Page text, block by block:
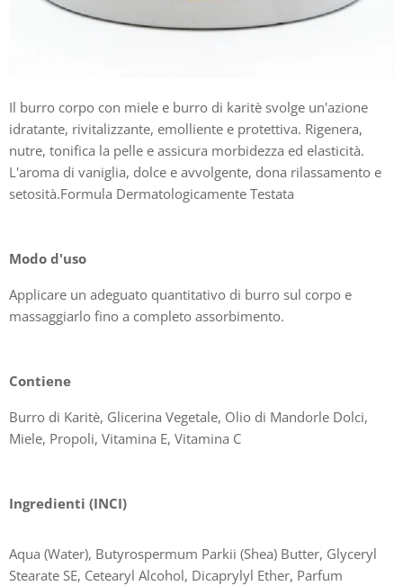
Il burro corpo con miele e burro di karitè svolge un'azione
idratante, rivitalizzante, emolliente e protettiva. Rigenera,
nutre, tonifica la pelle e assicura morbidezza ed elasticità.
L'aroma di vaniglia, dolce e avvolgente, dona rilassamento e
setosità.Formula Dermatologicamente Testata
Modo d'uso
Applicare un adeguato quantitativo di burro sul corpo e
massaggiarlo fino a completo assorbimento.
Contiene
Burro di Karitè, Glicerina Vegetale, Olio di Mandorle Dolci,
Miele, Propoli, Vitamina E, Vitamina C
Ingredienti (INCI)
Aqua (Water), Butyrospermum Parkii (Shea) Butter, Glyceryl
Stearate SE, Cetearyl Alcohol, Dicaprylyl Ether, Parfum